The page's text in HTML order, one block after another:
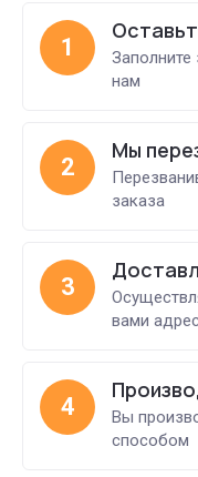
1
Заполните
нам
2
Мы
заказа
3
вами
4
Вы
способом